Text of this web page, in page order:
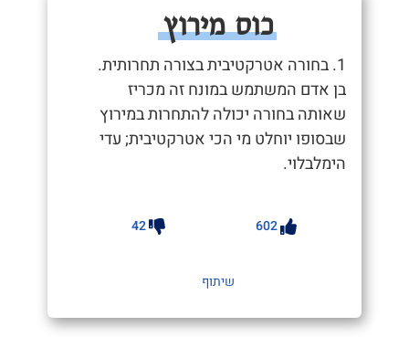
כוס מירוץ
1. בחורה אטרקטיבית בצורה תחרותית.
בן אדם המשתמש במונח זה מכריז
שאותה בחורה יכולה להתחרות במירוץ
שבסופו יוחלט מי הכי אטרקטיבית; עדי
הימלבלוי.
602
42
שיתוף